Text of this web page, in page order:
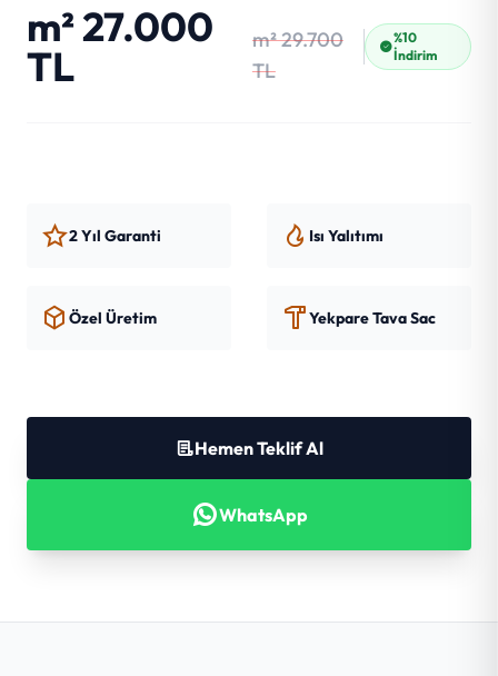
m² 27.000
TL
m² 29.700
TL
%10
İndirim
2 Yıl Garanti Isı Yalıtımı
Özel Üretim Yekpare Tava Sac
Hemen Teklif Al
WhatsApp